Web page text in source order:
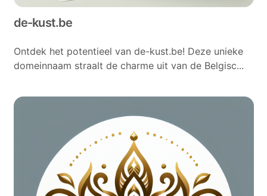
de-kust.be
Ontdek het potentieel van de-kust.be! Deze unieke
domeinnaam straalt de charme uit van de Belgisc...